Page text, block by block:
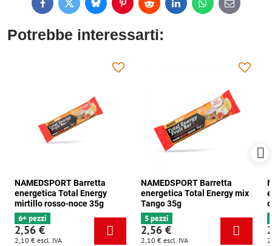
FacebookTwitterBlueskyPinterestReddit LinkedInWhatsApp
E-
mail
Potrebbe interessarti:
NAMEDSPORT Barretta
energetica Total Energy
mirtillo rosso-noce 35g
6+ pezzi
2,56 €
2,10 € escl. IVA
NAMEDSPORT Barretta
energetica Total Energy mix
Tango 35g
5 pezzi
2,56 €
2,10 € escl. IVA